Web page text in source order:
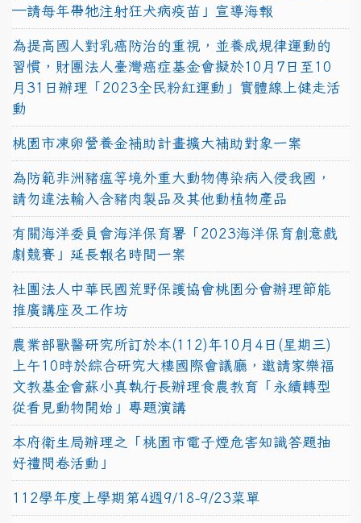
—請每年帶牠注射狂犬病疫苗」宣導海報
為提高國人對乳癌防治的重視，並養成規律運動的
習慣，財團法人臺灣癌症基金會擬於10月7日至10
月31日辦理「2023全民粉紅運動」實體線上健走活
動
桃園市凍卵營養金補助計畫擴大補助對象一案
為防範非洲豬瘟等境外重大動物傳染病入侵我國，
請勿違法輸入含豬肉製品及其他動植物產品
有關海洋委員會海洋保育署「2023海洋保育創意戲
劇競賽」延長報名時間一案
社團法人中華民國荒野保護協會桃園分會辦理節能
推廣講座及工作坊
農業部獸醫研究所訂於本(112)年10月4日(星期三)
上午10時於綜合研究大樓國際會議廳，邀請家樂福
文教基金會蘇小真執行長辦理食農教育「永續轉型
從看見動物開始」專題演講
本府衛生局辦理之「桃園市電子煙危害知識答題抽
好禮問卷活動」
112學年度上學期第4週9/18-9/23菜單